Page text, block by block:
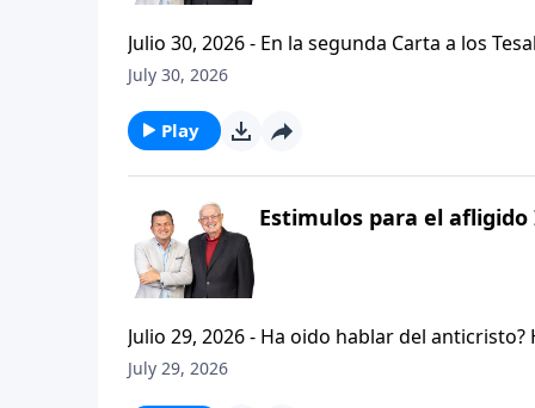
Julio 30, 2026 - En la segunda Carta a los
permanezcan firmes y aferrados a las
del mensaje que comenzamos hace un par
July 30, 2026
Play
Estimulos para el
Julio 29, 2026 - Ha oido hablar del
que se refiere la Biblia cuando usa la palabra
July 29, 2026